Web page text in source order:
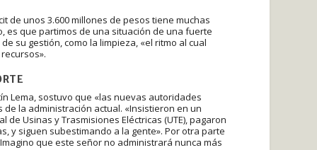
de unos 3.600 millones de pesos tiene muchas
es que partimos de una situación de una fuerte
su gestión, como la limpieza, «el ritmo al cual
Lema, sostuvo que «las nuevas autoridades
la administración actual. «Insistieron en un
Usinas y Trasmisiones Eléctricas (UTE), pagaron
y siguen subestimando a la gente». Por otra parte
que este señor no administrará nunca más